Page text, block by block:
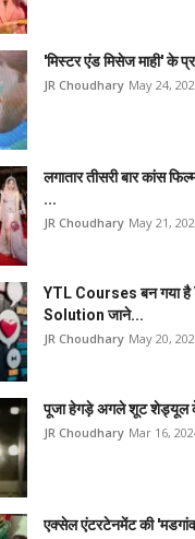
'मिस्टर एंड मिसेज माही' के
JR Choudhary May 24,
लगातार तीसरी बार कांस
...
JR Choudhary May 21,
YTL Courses बन गया है
Solution जाने...
JR Choudhary May 20,
पूजा हेगड़े अगले शूट शेड्यूल के
JR Choudhary Mar 16,
एक्सेल एंटरटेनमेंट की